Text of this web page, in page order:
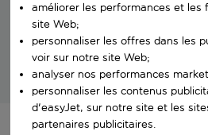
Nous recherchons
Des vacances exceptionnelles
améliorer les performances et les
site Web;
personnaliser les offres dans les
voir sur notre site Web;
analyser nos performances
personnaliser les contenus
d'easyJet, sur notre site et les
partenaires publicitaires.